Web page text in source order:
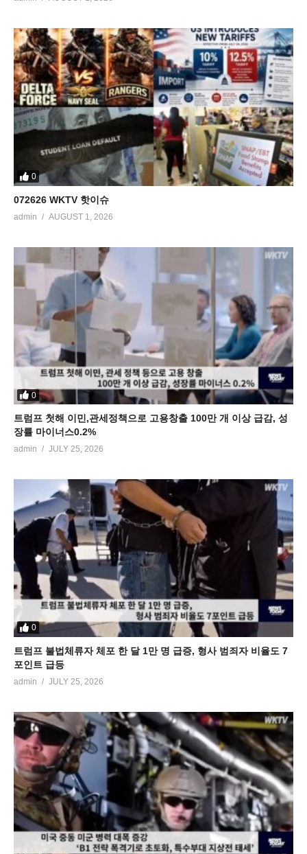
0
072626 WKTV 핫이슈
admin AUGUST 1, 2026
0
트럼프 첫해 이민,관세정책으로 고용창출 100만 개 이상 급감, 성
장률 마이너스0.2%
admin JULY 25, 2026
0
트럼프 불법체류자 체포 한 달 1만 명 급증, 형사 범죄자 비율도 7
포인트 급등
admin JULY 25, 2026